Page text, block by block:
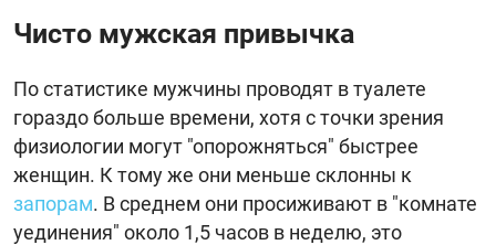
Чисто мужская привычка
По статистике мужчины проводят в туалете
гораздо больше времени, хотя с точки зрения
физиологии могут "опорожняться" быстрее
женщин. К тому же они меньше склонны к
запорам. В среднем они просиживают в "комнате
уединения" около 1,5 часов в неделю, это